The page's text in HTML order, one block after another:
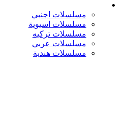
مسلسلات اجنبي
مسلسلات اسيوية
مسلسلات تركيه
مسلسلات عربي
مسلسلات هندية